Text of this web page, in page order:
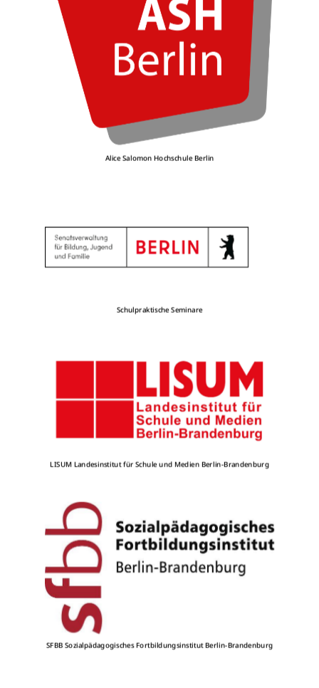
Alice Salomon Hochschule Berlin
Schulpraktische Seminare
LISUM Landesinstitut für Schule und Medien Berlin-Brandenburg
SFBB Sozialpädagogisches Fortbildungsinstitut Berlin-Brandenburg